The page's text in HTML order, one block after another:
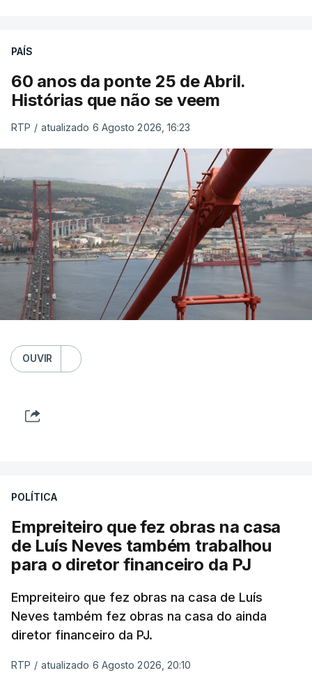
PAÍS
60 anos da ponte 25 de Abril.
Histórias que não se veem
RTP / atualizado 6 Agosto 2026, 16:23
OUVIR
POLÍTICA
Empreiteiro que fez obras na casa
de Luís Neves também trabalhou
para o diretor financeiro da PJ
Empreiteiro que fez obras na casa de Luís
Neves também fez obras na casa do ainda
diretor financeiro da PJ.
RTP / atualizado 6 Agosto 2026, 20:10